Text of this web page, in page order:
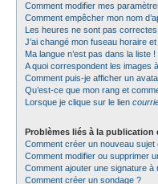
Comment modifier mes
Comment empêcher mon nom
Les heures ne sont pas correctes
J’ai changé mon fuseau horaire
Ma langue n’est pas dans la liste !
A quoi correspondent les images
Comment puis-je afficher un
Qu’est-ce que mon rang et
Lorsque je clique sur le lien
Problèmes liés à la publication
Comment créer un nouveau
Comment modifier ou supprimer
Comment ajouter une signature à
Comment créer un sondage ?